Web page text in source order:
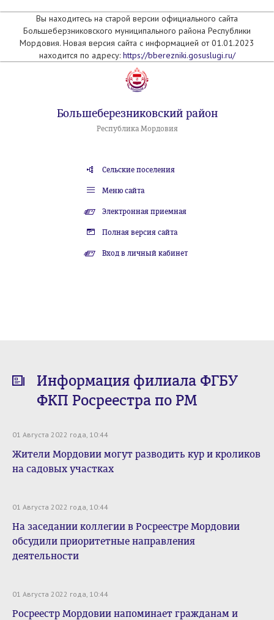
Вы находитесь на старой версии официального сайта
Большеберзниковского муниципального района Республики
Мордовия. Новая версия сайта с информацией от 01.01.2023
находится по адресу: https://bberezniki.gosuslugi.ru/
Большеберезниковский район
Республика Мордовия
Сельские поселения
Меню сайта
Электронная приемная
Полная версия сайта
Вход в личный кабинет
Информация филиала ФГБУ
ФКП Росреестра по РМ
01 Августа 2022 года, 10:44
Жители Мордовии могут разводить кур и кроликов
на садовых участках
01 Августа 2022 года, 10:44
На заседании коллегии в Росреестре Мордовии
обсудили приоритетные направления
деятельности
01 Августа 2022 года, 10:44
Росреестр Мордовии напоминает гражданам и